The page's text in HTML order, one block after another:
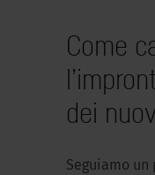
Come
dei
Seguiamo